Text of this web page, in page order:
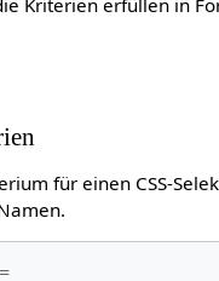
Kriterien erfüllen in
für einen CSS-
=